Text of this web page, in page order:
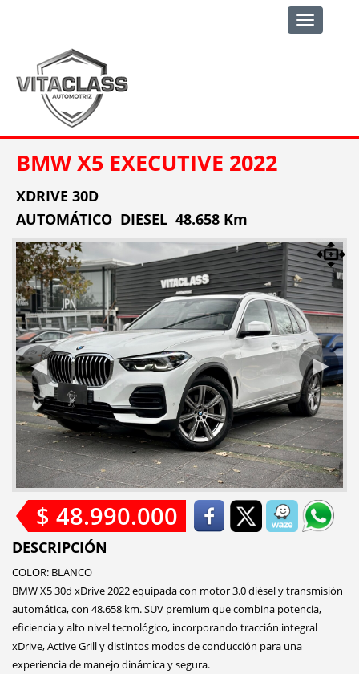
Toggle
navigation
BMW X5 EXECUTIVE 2022
XDRIVE 30D
AUTOMÁTICO DIESEL 48.658 Km
$ 48.990.000
DESCRIPCIÓN
COLOR: BLANCO
BMW X5 30d xDrive 2022 equipada con motor 3.0 diésel y transmisión
automática, con 48.658 km. SUV premium que combina potencia,
eficiencia y alto nivel tecnológico, incorporando tracción integral
xDrive, Active Grill y distintos modos de conducción para una
experiencia de manejo dinámica y segura.